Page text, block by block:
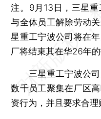
注。9月13日，三星
与全体员工解除劳动
星重工宁波公司将在
厂将结束其在华26年的
三星重工宁波公司
数千员工聚集在厂区
资行为，并且要求合理